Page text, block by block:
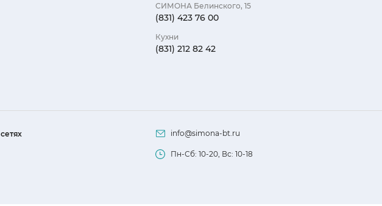
СИМОНА Белинского, 15
(831) 423 76 00
Кухни
(831) 212 82 42
info@simona-bt.ru
Пн-Сб: 10-20, Вс: 10-18